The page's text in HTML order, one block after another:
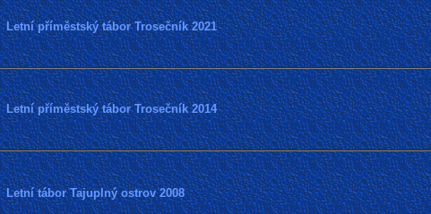
Letní příměstský tábor Trosečník 2021
Letní příměstský tábor Trosečník 2014
Letní tábor Tajuplný ostrov 2008